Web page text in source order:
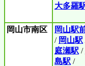
大多羅
岡山市南区 岡山駅
/ 岡山駅
庭瀬駅 /
島駅 /